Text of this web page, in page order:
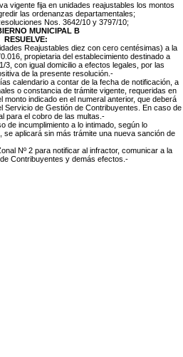
vigente fija en unidades reajustables los montos
las ordenanzas departamentales;
Nos. 3642/10 y 3797/10;
MUNICIPAL B
RESUELVE:
Reajustables diez con cero centésimas) a la
propietaria del establecimiento destinado a
3, con igual domicilio a efectos legales, por las
de la presente resolución.-
calendario a contar de la fecha de notificación, a
o constancia de trámite vigente, requeridas en
indicado en el numeral anterior, que deberá
Servicio de Gestión de Contribuyentes. En caso de
para el cobro de las multas.-
de incumplimiento a lo intimado, según lo
se aplicará sin más trámite una nueva sanción de
Nº 2 para notificar al infractor, comunicar a la
Contribuyentes y demás efectos.-